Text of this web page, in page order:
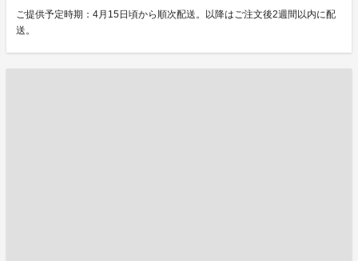
ご提供予定時期：4月15日頃から順次配送。以降はご注文後2週間以内に配
送。